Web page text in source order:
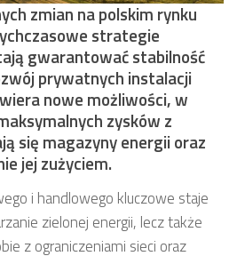
zmian na polskim rynku
strategie
gwarantować stabilność
prywatnych instalacji
nowe możliwości, w
zysków z
się magazyny energii oraz
jej zużyciem.
i handlowego kluczowe staje
zielonej energii, lecz także
z ograniczeniami sieci oraz